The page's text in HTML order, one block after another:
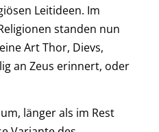
Leitideen. Im
standen nun
Art Thor, Dievs,
an Zeus erinnert, oder
länger als im Rest